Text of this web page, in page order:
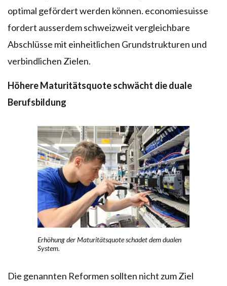
optimal gefördert werden können. economiesuisse
fordert ausserdem schweizweit vergleichbare
Abschlüsse mit einheitlichen Grundstrukturen und
verbindlichen Zielen.
Höhere Maturitätsquote schwächt die duale
Berufsbildung
Erhöhung der Maturitätsquote schadet dem dualen
System.
Die genannten Reformen sollten nicht zum Ziel